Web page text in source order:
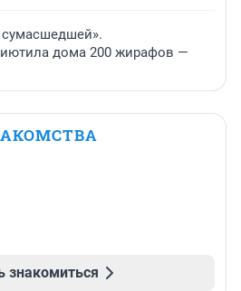
сумасшедшей».
дома 200 жирафов —
знакомиться